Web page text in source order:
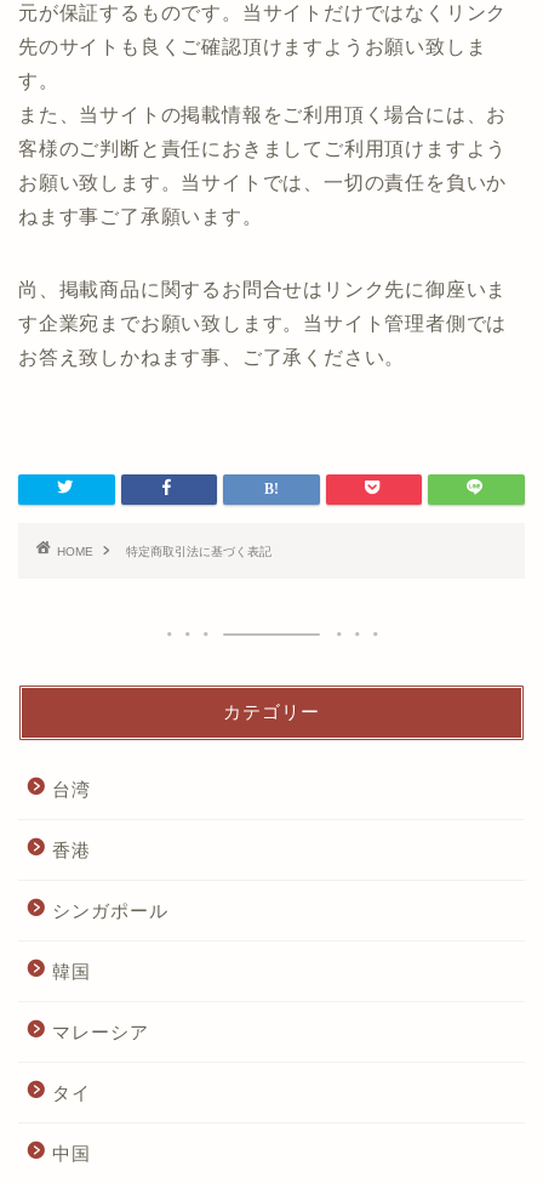
元が保証するものです。当サイトだけではなくリンク
先のサイトも良くご確認頂けますようお願い致しま
す。
また、当サイトの掲載情報をご利用頂く場合には、お
客様のご判断と責任におきましてご利用頂けますよう
お願い致します。当サイトでは、一切の責任を負いか
ねます事ご了承願います。
尚、掲載商品に関するお問合せはリンク先に御座いま
す企業宛までお願い致します。当サイト管理者側では
お答え致しかねます事、ご了承ください。
HOME 特定商取引法に基づく表記
カテゴリー
台湾
香港
シンガポール
韓国
マレーシア
タイ
中国